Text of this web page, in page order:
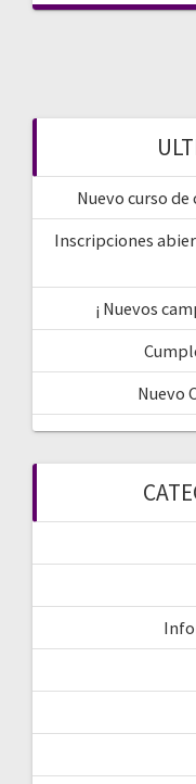
Nuevo curso
Inscripciones
¡ Nuevos
Nuevo